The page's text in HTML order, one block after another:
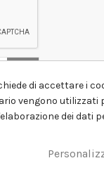
di accettare i
vengono
dei dati